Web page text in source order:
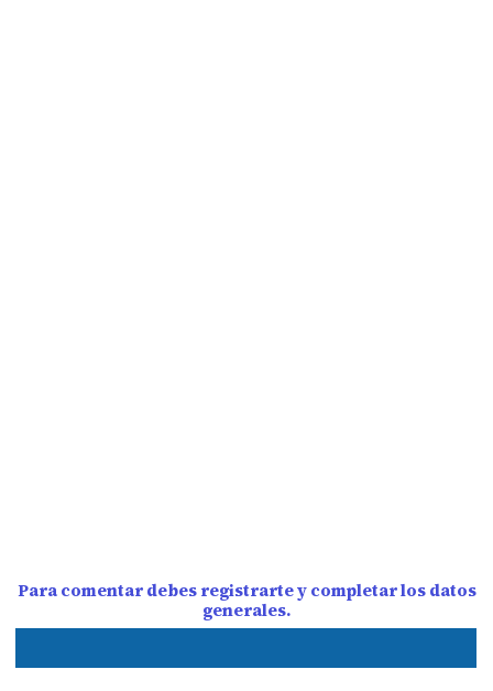
Para comentar debes registrarte y completar los datos
generales.